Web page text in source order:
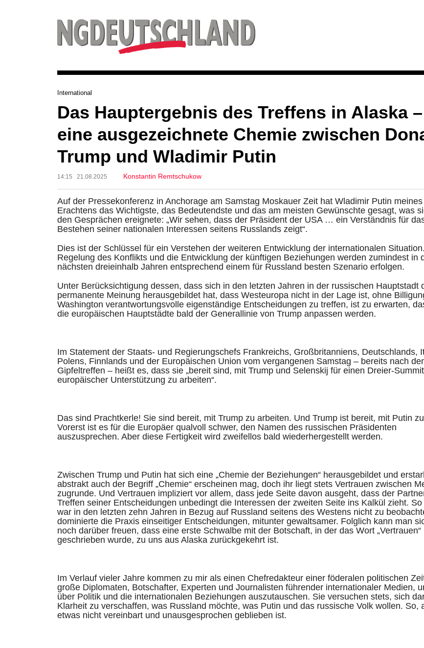
International
Das Hauptergebnis des Treffens in Alaska –
eine ausgezeichnete Chemie zwischen
Trump und Wladimir Putin
14:15 21.08.2025 Konstantin Remtschukow
Auf der Pressekonferenz in Anchorage am Samstag Moskauer Zeit hat Wladimir Putin meines
Erachtens das Wichtigste, das Bedeutendste und das am meisten Gewünschte gesagt, was
den Gesprächen ereignete: „Wir sehen, dass der Präsident der USA … ein Verständnis für
Bestehen seiner nationalen Interessen seitens Russlands zeigt“.
Dies ist der Schlüssel für ein Verstehen der weiteren Entwicklung der internationalen
Regelung des Konflikts und die Entwicklung der künftigen Beziehungen werden zumindest in
nächsten dreieinhalb Jahren entsprechend einem für Russland besten Szenario erfolgen.
Unter Berücksichtigung dessen, dass sich in den letzten Jahren in der russischen Hauptstadt
permanente Meinung herausgebildet hat, dass Westeuropa nicht in der Lage ist, ohne
Washington verantwortungsvolle eigenständige Entscheidungen zu treffen, ist zu erwarten,
die europäischen Hauptstädte bald der Generallinie von Trump anpassen werden.
Im Statement der Staats- und Regierungschefs Frankreichs, Großbritanniens, Deutschlands,
Polens, Finnlands und der Europäischen Union vom vergangenen Samstag – bereits nach
Gipfeltreffen – heißt es, dass sie „bereit sind, mit Trump und Selenskij für einen Dreier-
europäischer Unterstützung zu arbeiten“.
Das sind Prachtkerle! Sie sind bereit, mit Trump zu arbeiten. Und Trump ist bereit, mit Putin
Vorerst ist es für die Europäer qualvoll schwer, den Namen des russischen Präsidenten
auszusprechen. Aber diese Fertigkeit wird zweifellos bald wiederhergestellt werden.
Zwischen Trump und Putin hat sich eine „Chemie der Beziehungen“ herausgebildet und
abstrakt auch der Begriff „Chemie“ erscheinen mag, doch ihr liegt stets Vertrauen zwischen
zugrunde. Und Vertrauen impliziert vor allem, dass jede Seite davon ausgeht, dass der
Treffen seiner Entscheidungen unbedingt die Interessen der zweiten Seite ins Kalkül zieht.
war in den letzten zehn Jahren in Bezug auf Russland seitens des Westens nicht zu
dominierte die Praxis einseitiger Entscheidungen, mitunter gewaltsamer. Folglich kann man
noch darüber freuen, dass eine erste Schwalbe mit der Botschaft, in der das Wort „Vertrauen“
geschrieben wurde, zu uns aus Alaska zurückgekehrt ist.
Im Verlauf vieler Jahre kommen zu mir als einen Chefredakteur einer föderalen politischen
große Diplomaten, Botschafter, Experten und Journalisten führender internationaler Medien,
über Politik und die internationalen Beziehungen auszutauschen. Sie versuchen stets, sich
Klarheit zu verschaffen, was Russland möchte, was Putin und das russische Volk wollen. So,
etwas nicht vereinbart und unausgesprochen geblieben ist.